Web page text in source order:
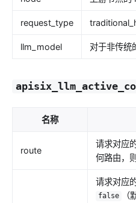
request_type
llm_model 对于非传统
名称
route
请求对应
何路由，
请求对应
false